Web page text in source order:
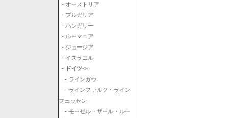
- オーストリア
- ブルガリア
- ハンガリー
- ルーマニア
- ジョージア
- イスラエル
- ドイツ->
- ラインガウ
- ラインファルツ・ライン
フェッセン
- モーゼル・ザール・ルー